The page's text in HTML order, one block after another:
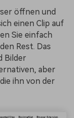
öffnen und
einen Clip auf
Sie einfach
Rest. Das
Bilder
aber
ihn von der